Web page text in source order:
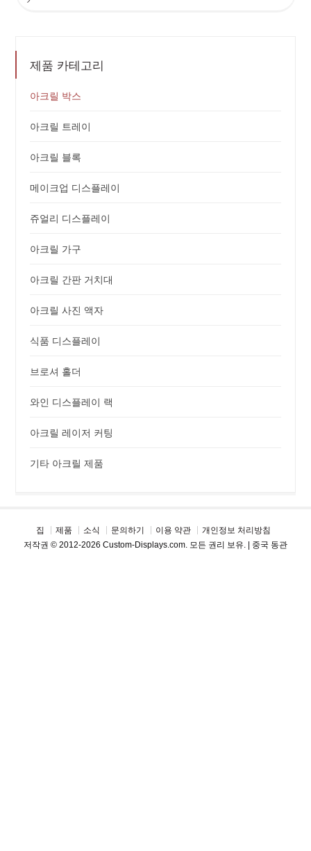
지
제품 카테고리
아크릴 박스
아크릴 트레이
아크릴 블록
메이크업 디스플레이
쥬얼리 디스플레이
아크릴 가구
아크릴 간판 거치대
아크릴 사진 액자
식품 디스플레이
브로셔 홀더
와인 디스플레이 랙
아크릴 레이저 커팅
기타 아크릴 제품
집 제품 소식 문의하기 이용 약관
개인정보 처리방침
저작권 © 2012-2026 Custom-Displays.com. 모든 권리 보유. | 중국 동관